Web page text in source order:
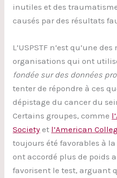
inutiles et des
causés par des résultats
L’USPSTF n’est qu’une
organisations qui ont
fondée sur des données
tenter de répondre à ces
dépistage du cancer du
Certains groupes, comme
Society et l’American
toujours été favorables à
ont accordé plus de poids
favorisent le test, arguant